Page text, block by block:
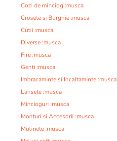
Cozi de minciog :musca
Crosete si Burghie :musca
Cutii :musca
Diverse :musca
Fire :musca
Genti :musca
Imbracaminte si Incaltaminte :musca
Lansete :musca
Mincioguri :musca
Monturi si Accesorii :musca
Mulinete :musca